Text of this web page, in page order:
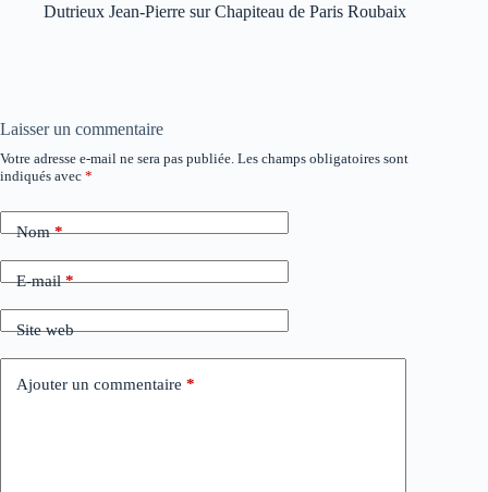
Dutrieux Jean-Pierre surChapiteau de Paris Roubaix
Laisser un commentaire
Votre adresse e-mail ne sera pas publiée. Les champs obligatoires sont
indiqués avec *
Nom*
E-mail*
Site web
Ajouter un commentaire *